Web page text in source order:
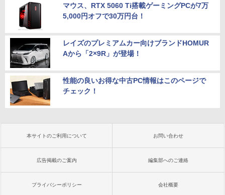
マウス、RTX 5060 Ti搭載ゲーミングPCが7万
5,000円オフで30万円台！
レイズのプレミアムカー向けブランドHOMUR
Aから「2×9R」が登場！
性能の良いお得な中古PC情報はこのページで
チェック！
本サイトのご利用について お問い合わせ
広告掲載のご案内 編集部へのご連絡
プライバシーポリシー 会社概要